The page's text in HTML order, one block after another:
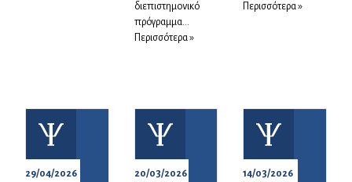
διεπιστημονικό
πρόγραμμα...
Περισσότερα »
Περισσότερα »
29/04/2026
20/03/2026 14/03/2026